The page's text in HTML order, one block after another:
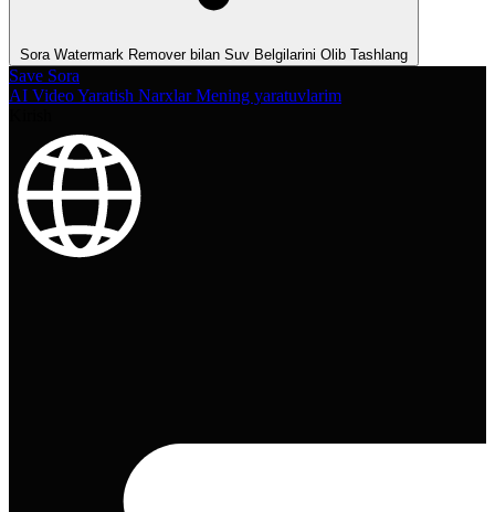
Sora Watermark Remover bilan Suv Belgilarini Olib Tashlang
Save Sora
AI Video Yaratish Narxlar Mening yaratuvlarim